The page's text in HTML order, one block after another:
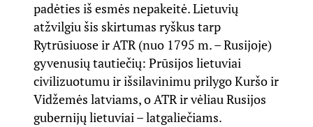
padėties iš esmės nepakeitė. Lietuvių
atžvilgiu šis skirtumas ryškus tarp
Rytrūsiuose ir ATR (nuo 1795 m. – Rusijoje)
gyvenusių tautiečių: Prūsijos lietuviai
civilizuotumu ir išsilavinimu prilygo Kuršo ir
Vidžemės latviams, o ATR ir vėliau Rusijos
gubernijų lietuviai – latgaliečiams.